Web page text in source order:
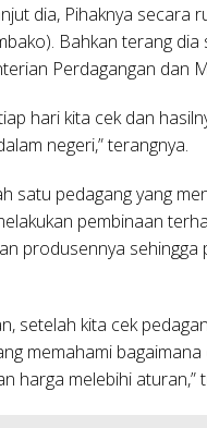
dia, Pihaknya secara
Bahkan terang
Perdagangan dan
hari kita cek dan
negeri,” terangnya.
satu pedagang yang
pembinaan
produsennya
setelah kita cek
memahami
harga melebihi aturan,”